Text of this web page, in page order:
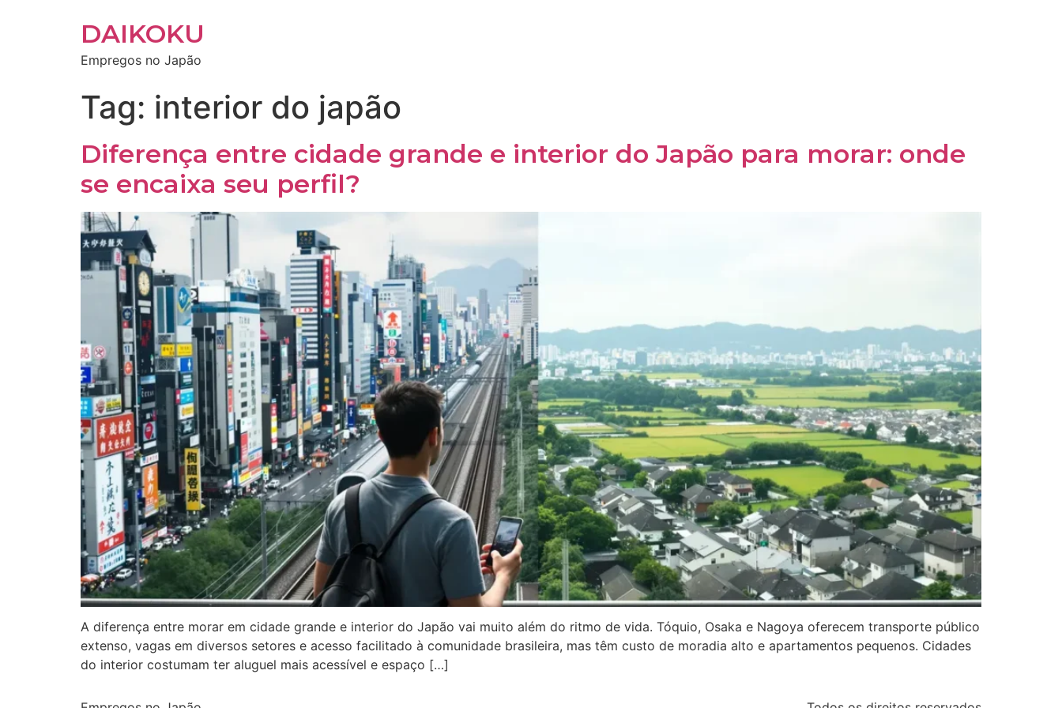
DAIKOKU
Empregos no Japão
Tag: interior do japão
Diferença entre cidade grande e interior do Japão para morar: onde
se encaixa seu perfil?
A diferença entre morar em cidade grande e interior do Japão vai muito além do ritmo de vida. Tóquio, Osaka e Nagoya oferecem transporte público
extenso, vagas em diversos setores e acesso facilitado à comunidade brasileira, mas têm custo de moradia alto e apartamentos pequenos. Cidades
do interior costumam ter aluguel mais acessível e espaço […]